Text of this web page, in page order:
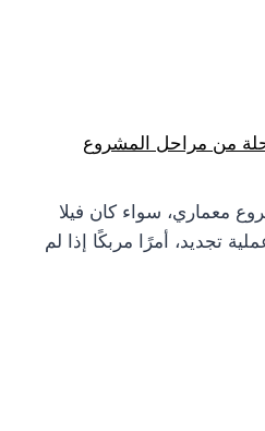
من مراحل المشروع
معماري، سواء كان فيلا
تجديد، أمرًا مربكًا إذا لم